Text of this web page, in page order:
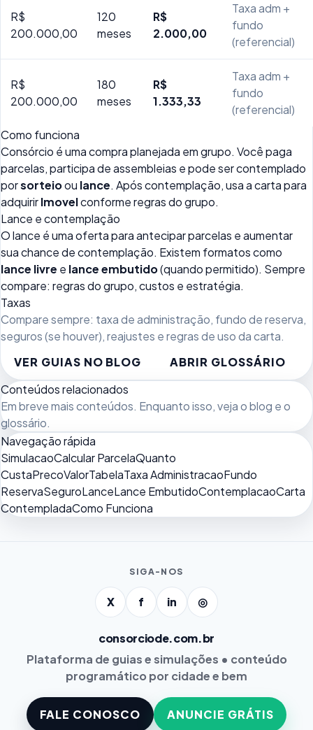
R$
200.000,00
120
meses
R$
2.000,00
Taxa adm +
fundo
(referencial)
R$
200.000,00
180
meses
R$
1.333,33
Taxa adm +
fundo
(referencial)
Como funciona
Consórcio é uma compra planejada em grupo. Você paga
parcelas, participa de assembleias e pode ser contemplado
porsorteioou lance. Após contemplação, usa a carta para
adquirirImovelconforme regras do grupo.
Lance e contemplação
O lance é uma oferta para antecipar parcelas e aumentar
sua chance de contemplação. Existem formatos como
lance livre e lance embutido(quando permitido). Sempre
compare: regras do grupo, custos e estratégia.
Taxas
Compare sempre: taxa de administração, fundo de reserva,
seguros (se houver), reajustes e regras de uso da carta.
VER GUIAS NO BLOG
ABRIR GLOSSÁRIO
Conteúdos relacionados
Em breve mais conteúdos. Enquanto isso, vejao blog e o
glossário.
Navegação rápida
SimulacaoCalcular ParcelaQuanto
CustaPrecoValorTabelaTaxa AdministracaoFundo
ReservaSeguroLanceLance EmbutidoContemplacaoCarta
ContempladaComo Funciona
SIGA-NOS
X f in ◎
consorciode.com.br
Plataforma de guias e simulações • conteúdo
programático por cidade e bem
FALE CONOSCO ANUNCIE GRÁTIS